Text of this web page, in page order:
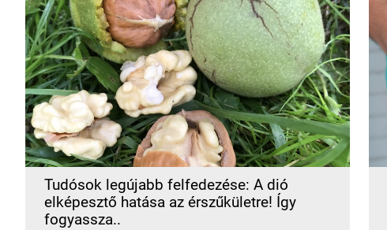
Tudósok legújabb felfedezése: A dió
elképesztő hatása az érszűkületre! Így
fogyassza..